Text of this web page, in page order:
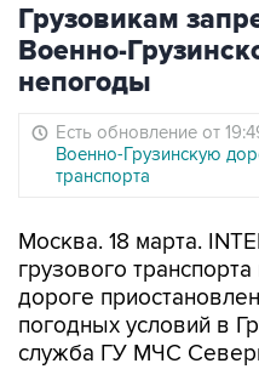
Грузовикам
Военно-
непогоды
Есть обновление от
Военно-Грузинскую
транспорта
Москва. 18 марта.
грузового
дороге
погодных условий в
служба ГУ МЧС